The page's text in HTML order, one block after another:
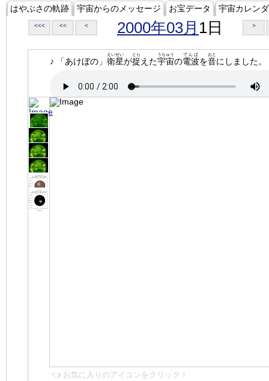
はやぶさの軌跡 宇宙からのメッセージ お宝データ 宇宙カレン
<<< << < 2000年03月 1日 >
♪ 「あけぼの」 衛星
えいせい
が捉
とら
えた宇宙
うちゅう
の電波
でんぱ
を音
おと
にしました。
👈 お気に入りのアイコンをクリック！